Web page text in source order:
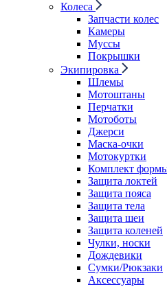
Колеса
Запчасти колес
Камеры
Муссы
Покрышки
Экипировка
Шлемы
Мотоштаны
Перчатки
Мотоботы
Джерси
Маска-очки
Мотокуртки
Комплект
Защита локтей
Защита пояса
Защита тела
Защита шеи
Защита коленей
Чулки, носки
Дождевики
Сумки/Рюкзаки
Аксессуары